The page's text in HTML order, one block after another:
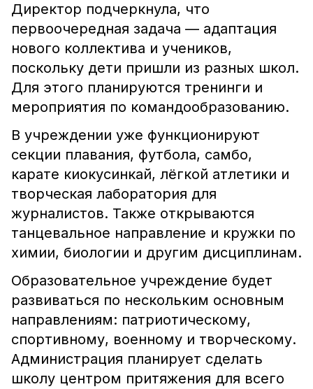
Директор подчеркнула, что
первоочередная задача — адаптация
нового коллектива и учеников,
поскольку дети пришли из разных школ.
Для этого планируются тренинги и
мероприятия по командообразованию.
В учреждении уже функционируют
секции плавания, футбола, самбо,
карате киокусинкай, лёгкой атлетики и
творческая лаборатория для
журналистов. Также открываются
танцевальное направление и кружки по
химии, биологии и другим дисциплинам.
Образовательное учреждение будет
развиваться по нескольким основным
направлениям: патриотическому,
спортивному, военному и творческому.
Администрация планирует сделать
школу центром притяжения для всего